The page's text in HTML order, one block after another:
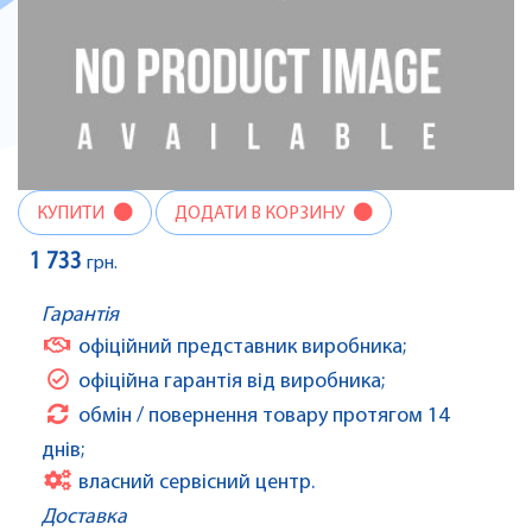
КУПИТИ ДОДАТИ В КОРЗИНУ
1 733 грн.
Гарантія
офіційний представник виробника;
офіційна гарантія від виробника;
обмін / повернення товару протягом 14
днів;
власний сервісний центр.
Доставка